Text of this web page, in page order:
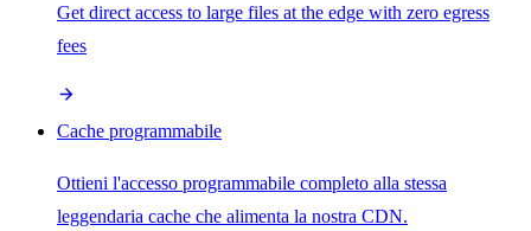
Get direct access to large files at the edge with zero egress
fees
Cache programmabile
Ottieni l'accesso programmabile completo alla stessa
leggendaria cache che alimenta la nostra CDN.